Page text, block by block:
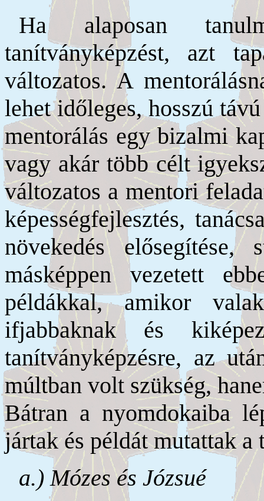
Ha alaposan
tanítványképzést, azt
változatos. A
lehet időleges, hosszú
mentorálás egy bizalmi
vagy akár több célt
változatos a mentori
képességfejlesztés,
növekedés
másképpen vezetett
példákkal, amikor
ifjabbaknak és
tanítványképzésre, az
múltban volt szükség,
Bátran a nyomdokaiba
jártak és példát mutattak a
a.) Mózes és Józsué